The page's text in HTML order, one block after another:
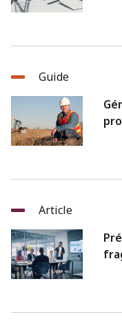
Guide
Article